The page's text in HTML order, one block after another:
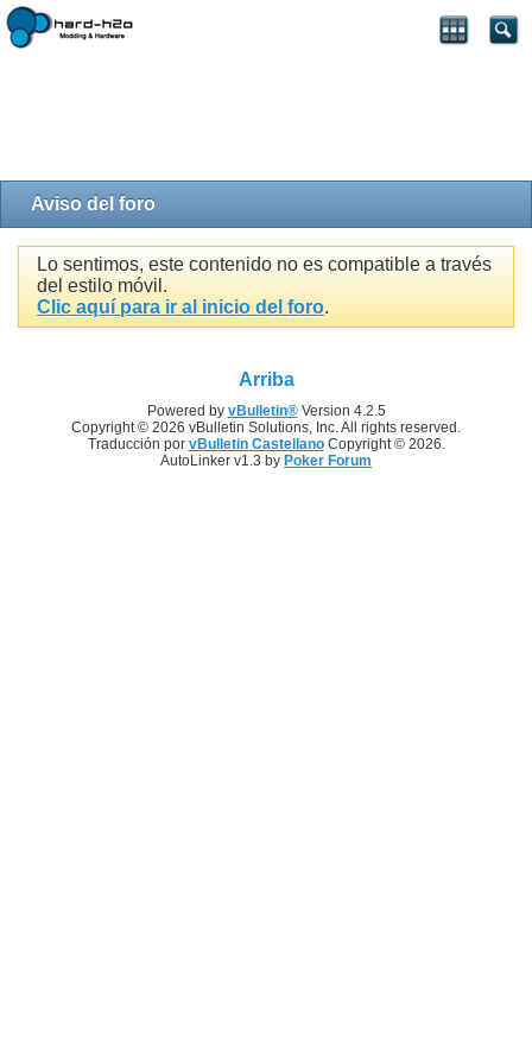
Aviso del foro
Lo sentimos, este contenido no es compatible a través
del estilo móvil.
Clic aquí para ir al inicio del foro.
Arriba
Powered by vBulletin®Version 4.2.5
Copyright © 2026 vBulletin Solutions, Inc. All rights reserved.
Traducción por vBulletin CastellanoCopyright © 2026.
AutoLinker v1.3 by Poker Forum